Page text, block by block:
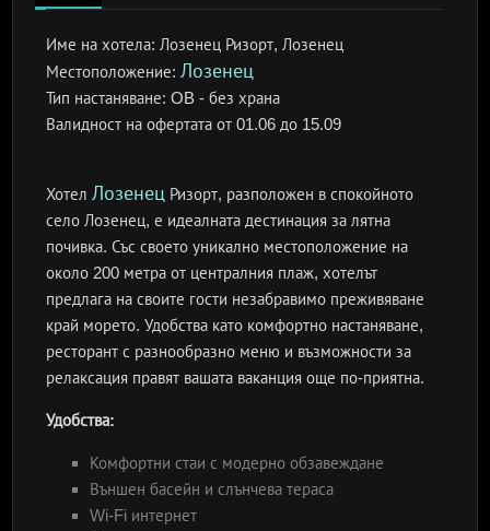
Име на хотела: Лозенец Ризорт, Лозенец
Местоположение: Лозенец
Тип настаняване:OB - без храна
Валидност на офертатаот 01.06 до 15.09
Хотел Лозенец Ризорт, разположен в спокойното
село Лозенец, е идеалната дестинация за лятна
почивка. Със своето уникално местоположение на
около 200 метра от централния плаж, хотелът
предлага на своите гости незабравимо преживяване
край морето. Удобства като комфортно настаняване,
ресторант с разнообразно меню и възможности за
релаксация правят вашата ваканция още по-приятна.
Удобства:
Комфортни стаи с модерно обзавеждане
Външен басейн и слънчева тераса
Wi-Fi интернет